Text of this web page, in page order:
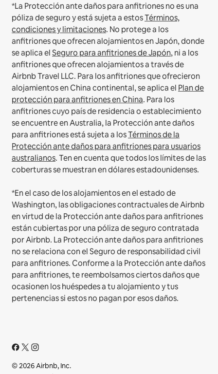
*La Protección ante daños para anfitriones no es una
póliza de seguro y está sujeta a estosTérminos,
condiciones y limitaciones. No protege a los
anfitriones que ofrecen alojamientos en Japón, donde
se aplica elSeguro para anfitriones de Japón, ni a los
anfitriones que ofrecen alojamientos a través de
Airbnb Travel LLC. Para los anfitriones que ofrecieron
alojamientos en China continental, se aplica el Plan de
protección para anfitriones en China. Para los
anfitriones cuyo país de residencia o establecimiento
se encuentre en Australia, la Protección ante daños
para anfitriones está sujeta a losTérminos de la
Protección ante daños para anfitriones para usuarios
australianos. Ten en cuenta que todos los límites de las
coberturas se muestran en dólares estadounidenses.
*En el caso de los alojamientos en el estado de
Washington, las obligaciones contractuales de Airbnb
en virtud de la Protección ante daños para anfitriones
están cubiertas por una póliza de seguro contratada
por Airbnb. La Protección ante daños para anfitriones
no se relaciona con el Seguro de responsabilidad civil
para anfitriones. Conforme a la Protección ante daños
para anfitriones, te reembolsamos ciertos daños que
ocasionen los huéspedes a tu alojamiento y tus
pertenencias si estos no pagan por esos daños.
© 2026 Airbnb, Inc.